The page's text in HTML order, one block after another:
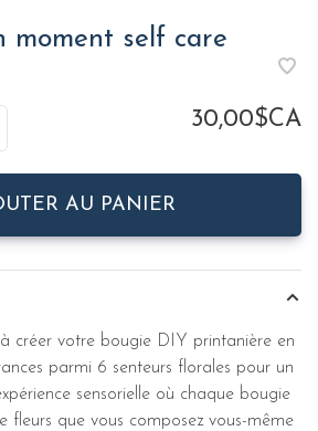
moment self care
30,00$CA
AU PANIER
créer votre bougie DIY printanière en
parmi 6 senteurs florales pour un
sensorielle où chaque bougie
fleurs que vous composez vous-même